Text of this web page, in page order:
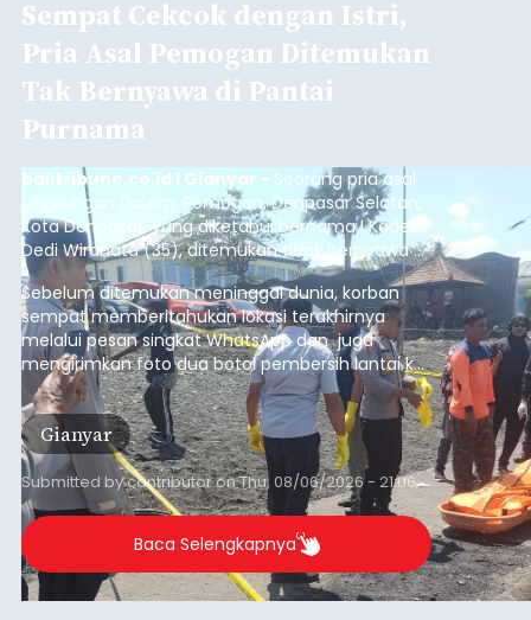
Sempat Cekcok dengan Istri,
Pria Asal Pemogan Ditemukan
Tak Bernyawa di Pantai
Purnama
balitribune.co.id I Gianyar - Seorang pria asal
Lingkungan Dalem, Pemogan, Denpasar Selatan,
Kota Denpasar, yang diketahui bernama I Kadek
Dedi Wiranata (35), ditemukan tidak bernyawa di
pesisir Pantai Purnama, Sukawati.
Sebelum ditemukan meninggal dunia, korban
sempat memberitahukan lokasi terakhirnya
melalui pesan singkat WhatsApp dan juga
mengirimkan foto dua botol pembersih lantai ke
istrinya.
Gianyar
Submitted bycontributoronThu, 08/06/2026 - 21:06
Baca Selengkapnya